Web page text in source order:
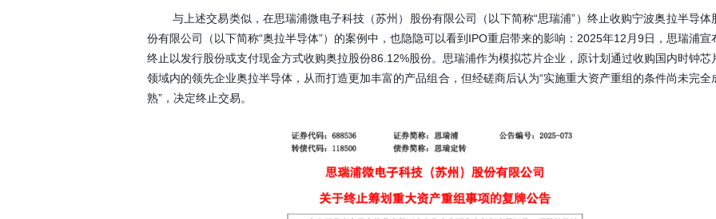
与上述交易类似，在思瑞浦微电子科技（苏州）股份有限公司（以下简称“思瑞浦”）终止收购宁波奥拉半导体
份有限公司（以下简称“奥拉半导体”）的案例中，也隐隐可以看到IPO重启带来的影响：2025年12月9日，思瑞浦宣
终止以发行股份或支付现金方式收购奥拉股份86.12%股份。思瑞浦作为模拟芯片企业，原计划通过收购国内时钟芯
领域内的领先企业奥拉半导体，从而打造更加丰富的产品组合，但经磋商后认为“实施重大资产重组的条件尚未完全
熟”，决定终止交易。